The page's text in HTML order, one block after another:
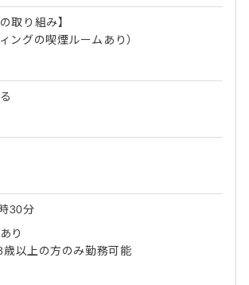
取り組み】
ングの喫煙ルームあり）
30分
り
以上の方のみ勤務可能